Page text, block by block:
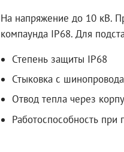
На напряжение до 10 кВ.
компаунда IP68. Для
Степень защиты IP68
Стыковка с
Отвод тепла через
Работоспособность